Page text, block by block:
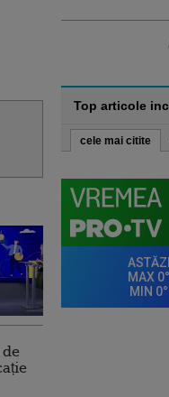
Top articole
cele mai citite